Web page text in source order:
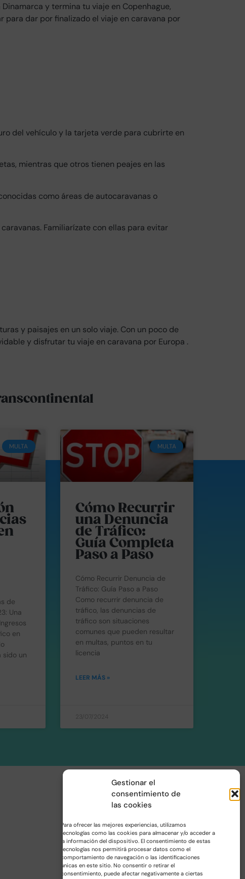
Gestionar el
consentimiento de
las cookies
Para ofrecer las mejores experiencias, utilizamos
tecnologías como las cookies para almacenar y/o acceder a
la información del dispositivo. El consentimiento de estas
tecnologías nos permitirá procesar datos como el
comportamiento de navegación o las identificaciones
únicas en este sitio. No consentir o retirar el
consentimiento, puede afectar negativamente a ciertas
y termina tu viaje en Copenhague,
para dar por finalizado el viaje en caravana por
del vehículo y la tarjeta verde para cubrirte en
mientras que otros tienen peajes en las
como áreas de autocaravanas o
Familiarízate con ellas para evitar
y paisajes en un solo viaje. Con un poco de
y disfrutar tu viaje en caravana por Europa .
MULTA
de
Una
en
sido un
MULTA
Cómo Recurrir
una Denuncia
de Tráfico:
Guía Completa
Paso a Paso
Cómo Recurrir Denuncia de
Tráfico: Guía Paso a Paso
Como recurrir denuncia de
tráfico, las denuncias de
tráfico son situaciones
comunes que pueden resultar
en multas, puntos en tu
licencia
LEER MÁS »
23/07/2024